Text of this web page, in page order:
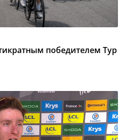
победителем Тур